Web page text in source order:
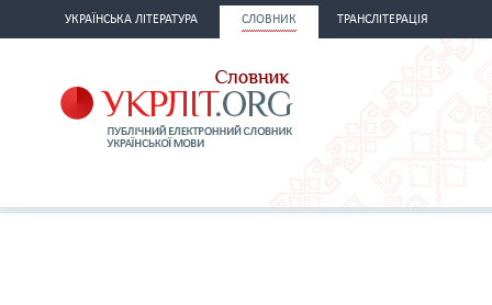
УКРАЇНСЬКА ЛІТЕРАТУРА СЛОВНИК ТРАНСЛІТЕРАЦІЯ